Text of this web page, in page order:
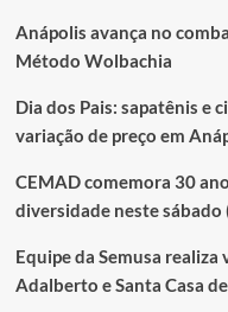
Anápolis avança no
Método Wolbachia
Dia dos Pais: sapatênis e
variação de preço em
CEMAD comemora 30
diversidade neste sábado
Equipe da Semusa
Adalberto e Santa Casa